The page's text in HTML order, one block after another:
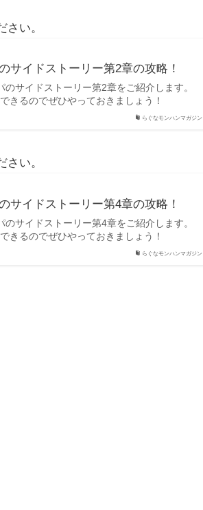
い。
らぐなモンハンマガジン
サイドストーリー第2章の攻略！
サイドストーリー第2章をご紹介します。
きるのでぜひやっておきましょう！
い。
らぐなモンハンマガジン
サイドストーリー第4章の攻略！
サイドストーリー第4章をご紹介します。
きるのでぜひやっておきましょう！